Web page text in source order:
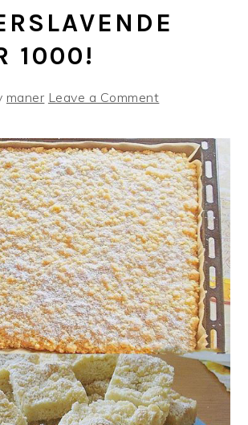
1000!
maner Leave a Comment